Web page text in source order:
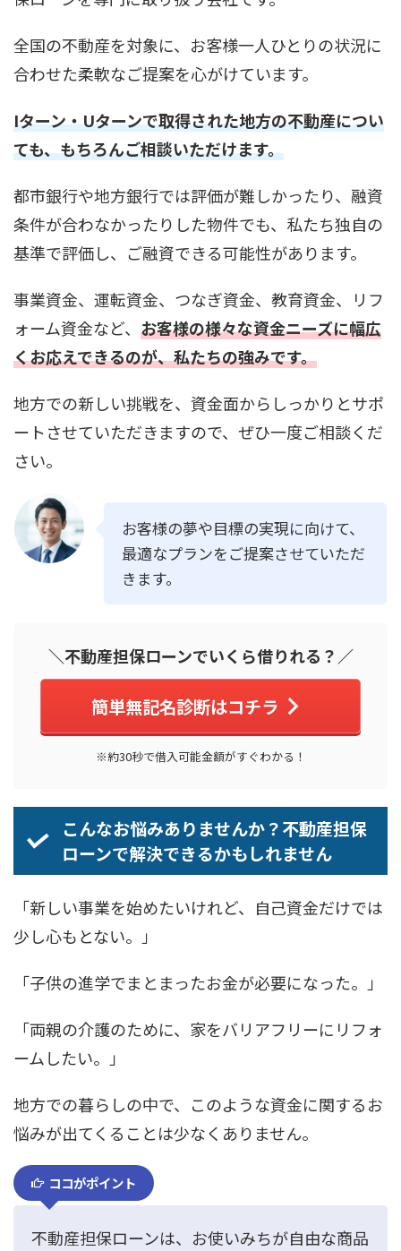
全国の不動産を対象に、お客様一人ひとりの状況に
合わせた柔軟なご提案を心がけています。
Iターン・Uターンで取得された地方の不動産につい
ても、もちろんご相談いただけます。
都市銀行や地方銀行では評価が難しかったり、融資
条件が合わなかったりした物件でも、私たち独自の
基準で評価し、ご融資できる可能性があります。
事業資金、運転資金、つなぎ資金、教育資金、リフ
ォーム資金など、 お客様の様々な資金ニーズに幅広
くお応えできるのが、私たちの強みです。
地方での新しい挑戦を、資金面からしっかりとサポ
ートさせていただきますので、ぜひ一度ご相談くだ
さい。
お客様の夢や目標の実現に向けて、
最適なプランをご提案させていただ
きます。
＼不動産担保ローンでいくら借りれる？／
簡単無記名診断はコチラ
※約30秒で借入可能金額がすぐわかる！
こんなお悩みありませんか？不動産担保
ローンで解決できるかもしれません
「新しい事業を始めたいけれど、自己資金だけでは
少し心もとない。」
「子供の進学でまとまったお金が必要になった。」
「両親の介護のために、家をバリアフリーにリフォ
ームしたい。」
地方での暮らしの中で、このような資金に関するお
悩みが出てくることは少なくありません。
ココがポイント
不動産担保ローンは、お使いみちが自由な商品